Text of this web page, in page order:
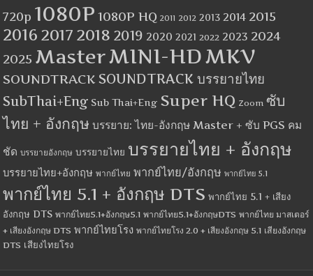
720p 1080P 1080P HQ 2011 2012 2013 2014 2015
2016 2017 2018 2019 2020 2021 2022 2023 2024
2025 MasterMINI-HDMKV
SOUNDTRACK SOUNDTRACK บรรยายไทย
SubThai+Eng Sub Thai+Eng Super HQ Zoom ซับ
ไทย + อังกฤษ บรรยาย: ไทย-อังกฤษ Master + ซับ PGS คม
ชัด บรรยายอังกฤษ บรรยายไทย บรรยายไทย + อังกฤษ
บรรยายไทย+อังกฤษ พากย์ไทย พากย์ไทย/อังกฤษ พากย์ไทย 5.1
พากย์ไทย 5.1 + อังกฤษ DTS พากย์ไทย 5.1 + เสียง
อังกฤษ DTS พากย์ไทย5.1+อังกฤษ5.1 พากย์ไทย5.1+อังกฤษDTS พากย์ไทย มาสเตอร์
+ เสียงอังกฤษ DTS พากย์ไทยโรง พากย์ไทยโรง 2.0 + เสียงอังกฤษ 5.1 เสียงอังกฤษ
DTS เสียงไทยโรง